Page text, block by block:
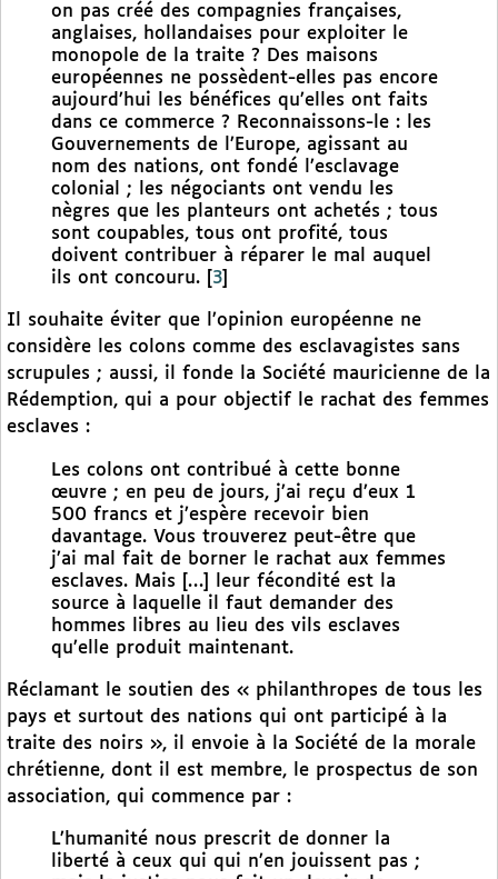
on pas créé des compagnies françaises,
anglaises, hollandaises pour exploiter le
monopole de la traite ? Des maisons
européennes ne possèdent-elles pas encore
aujourd’hui les bénéfices qu’elles ont faits
dans ce commerce ? Reconnaissons-le : les
Gouvernements de l’Europe, agissant au
nom des nations, ont fondé l’esclavage
colonial ; les négociants ont vendu les
nègres que les planteurs ont achetés ; tous
sont coupables, tous ont profité, tous
doivent contribuer à réparer le mal auquel
ils ont concouru.
3
Il souhaite éviter que l’opinion européenne ne
considère les colons comme des esclavagistes sans
scrupules ; aussi, il fonde la Société mauricienne de la
Rédemption, qui a pour objectif le rachat des femmes
esclaves :
Les colons ont contribué à cette bonne
œuvre ; en peu de jours, j’ai reçu d’eux 1
500 francs et j’espère recevoir bien
davantage. Vous trouverez peut-être que
j’ai mal fait de borner le rachat aux femmes
esclaves. Mais […] leur fécondité est la
source à laquelle il faut demander des
hommes libres au lieu des vils esclaves
qu’elle produit maintenant.
Réclamant le soutien des « philanthropes de tous les
pays et surtout des nations qui ont participé à la
traite des noirs », il envoie à la Société de la morale
chrétienne, dont il est membre, le prospectus de son
association, qui commence par :
L’humanité nous prescrit de donner la
liberté à ceux qui qui n’en jouissent pas ;